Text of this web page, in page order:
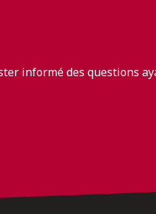
informé des questions